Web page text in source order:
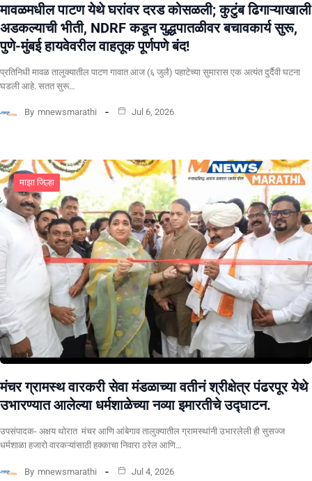
मावळमधील पाटण येथे घरांवर दरड कोसळली; कुटुंब ढिगाऱ्याखाली
अडकल्याची भीती, NDRF कडून युद्धपातळीवर बचावकार्य सुरू,
पुणे-मुंबई हायवेवरील वाहतूक पूर्णपणे बंद!
​प्रतिनिधी मावळ तालुक्यातील पाटण गावात आज (६ जुलै) पहाटेच्या सुमारास एक अत्यंत दुर्दैवी घटना
घडली आहे. सतत सुरू…
By mnewsmarathi Jul 6, 2026
माझा जिल्हा
मंचर ग्रामस्थ वारकरी सेवा मंडळाच्या वतीनं श्रीक्षेत्र पंढरपूर येथे
उभारण्यात आलेल्या धर्मशाळेच्या नव्या इमारतीचे उद्घाटन.
उपसंपादक- अक्षय थोरात मंचर आणि आंबेगाव तालुक्यातील ग्रामस्थांनी उभारलेली ही सुसज्ज
धर्मशाळा हजारो वारकऱ्यांसाठी हक्काचा निवारा ठरेल आणि…
By mnewsmarathi Jul 4, 2026